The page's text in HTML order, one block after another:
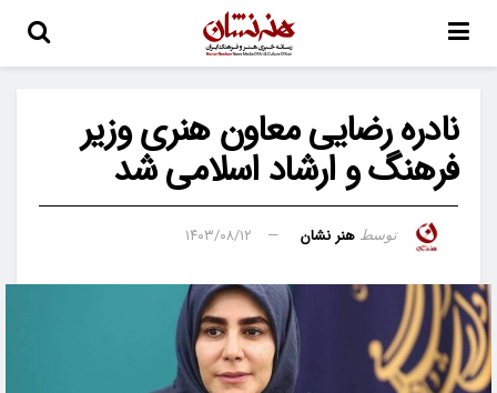
نادره رضایی معاون هنری وزیر
فرهنگ و ارشاد اسلامی شد
توسط هنر نشان ۱۴۰۳/۰۸/۱۲